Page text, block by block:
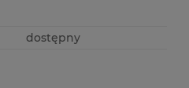
dostępny